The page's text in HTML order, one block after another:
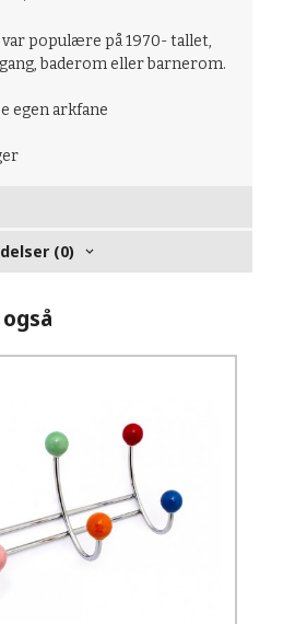
populære på 1970- tallet,
baderom eller barnerom.
egen arkfane
(0)